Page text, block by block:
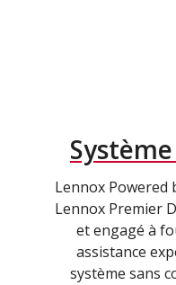
Lennox Powered
Lennox Premier
et engagé à
assistance
système sans